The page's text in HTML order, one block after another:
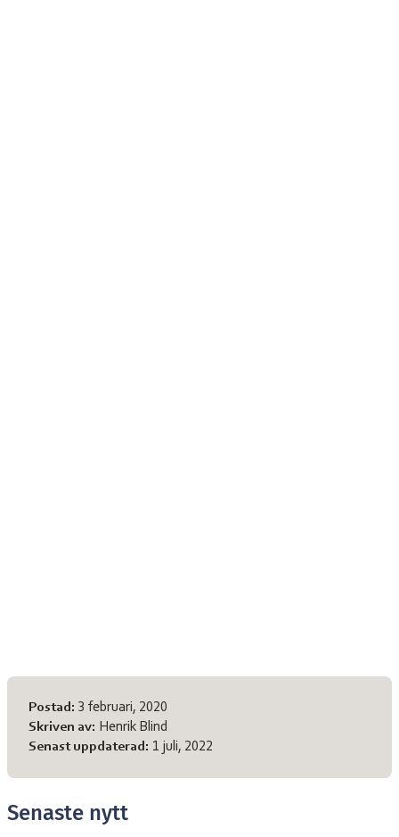
Meta-information
Postad: 3 februari, 2020
Skriven av: Henrik Blind
Senast uppdaterad: 1 juli, 2022
Senaste nytt